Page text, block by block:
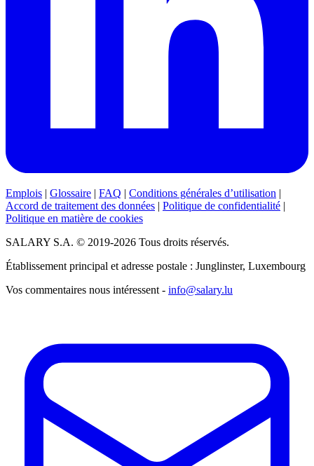
Emplois | Glossaire | FAQ | Conditions générales d’utilisation |
Accord de traitement des données | Politique de confidentialité |
Politique en matière de cookies
SALARY S.A. © 2019-2026 Tous droits réservés.
Établissement principal et adresse postale : Junglinster, Luxembourg
Vos commentaires nous intéressent - info@salary.lu